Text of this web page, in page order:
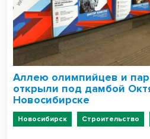
Аллею олимпийцев и
открыли под дамбой
Новосибирске
Новосибирск Строительство